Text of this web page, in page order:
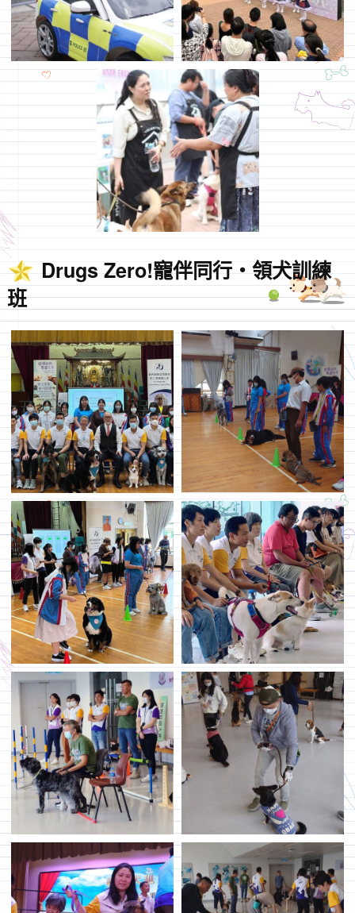
Drugs Zero!寵伴同行・領犬訓練
班